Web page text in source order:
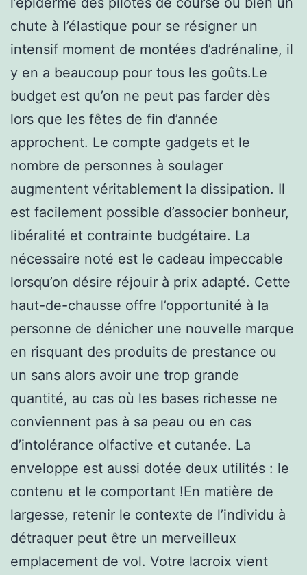
chute à l’élastique pour se résigner un
intensif moment de montées d’adrénaline, il
y en a beaucoup pour tous les goûts.Le
budget est qu’on ne peut pas farder dès
lors que les fêtes de fin d’année
approchent. Le compte gadgets et le
nombre de personnes à soulager
augmentent véritablement la dissipation. Il
est facilement possible d’associer bonheur,
libéralité et contrainte budgétaire. La
nécessaire noté est le cadeau impeccable
lorsqu’on désire réjouir à prix adapté. Cette
haut-de-chausse offre l’opportunité à la
personne de dénicher une nouvelle marque
en risquant des produits de prestance ou
un sans alors avoir une trop grande
quantité, au cas où les bases richesse ne
conviennent pas à sa peau ou en cas
d’intolérance olfactive et cutanée. La
enveloppe est aussi dotée deux utilités : le
contenu et le comportant !En matière de
largesse, retenir le contexte de l’individu à
détraquer peut être un merveilleux
emplacement de vol. Votre lacroix vient